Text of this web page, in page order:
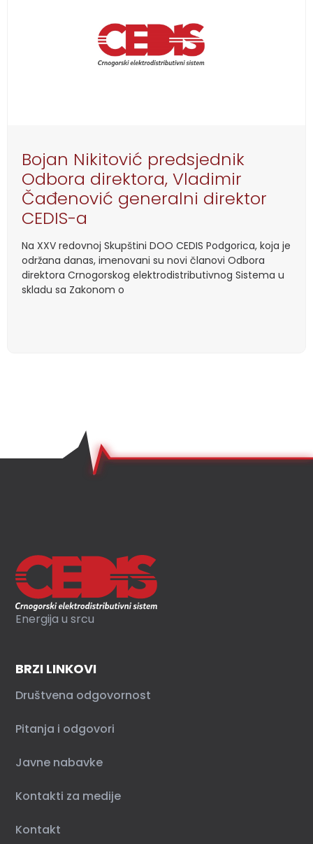
Bojan Nikitović predsjednik
Odbora direktora, Vladimir
Čađenović generalni direktor
CEDIS-a
Na XXV redovnoj Skupštini DOO CEDIS Podgorica, koja je
održana danas, imenovani su novi članovi Odbora
direktora Crnogorskog elektrodistributivnog Sistema u
skladu sa Zakonom o
Energija u srcu
BRZI LINKOVI
Društvena odgovornost
Pitanja i odgovori
Javne nabavke
Kontakti za medije
Kontakt